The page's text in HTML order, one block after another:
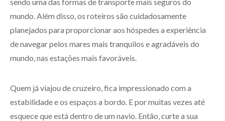
mundo. Além disso, os roteiros são cuidadosamente
planejados para proporcionar aos hóspedes a experiência
de navegar pelos mares mais tranquilos e agradáveis do
mundo, nas estações mais favoráveis.
Quem já viajou de cruzeiro, fica impressionado com a
estabilidade e os espaços a bordo. E por muitas vezes até
esquece que está dentro de um navio. Então, curte a sua